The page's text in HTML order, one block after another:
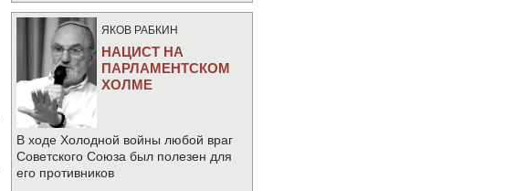
ЯКОВ РАБКИН
НАЦИСТ НА
ПАРЛАМЕНТСКОМ
ХОЛМЕ
В ходе Холодной войны любой враг
Советского Союза был полезен для
его противников